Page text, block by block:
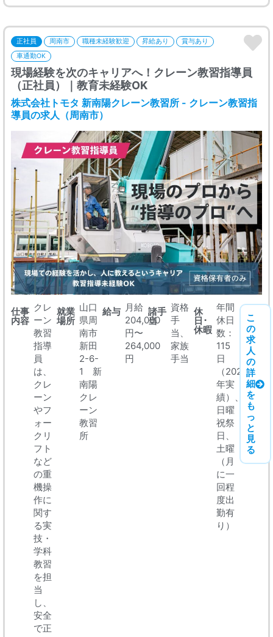
正社員 周南市 職種未経験歓迎 昇給あり
賞与あり
車通勤OK
現場経験を次のキャリアへ！クレーン教習指導員
（正社員）｜教育未経験OK
株式会社トモタ 新南陽クレーン教習所 - クレーン教習指
導員の求人（周南市）
仕事
内容
クレ
ーン
教習
指導
員
は、
クレ
ーン
やフ
ォー
クリ
フト
など
の重
機操
作に
関す
る実
技・
学科
教習
を担
当
し、
安全
で正
就業
場所
山口
県周
南市
新田
2-6-
1 新
南陽
クレ
ーン
教習
所
給与 月給
204,000
円〜
264,000
円
諸手
当
資格
手
当、
家族
手当
休
日･
休暇
年間
休日
数：
115
日
（2024
年実
績）、
日曜
祝祭
日、
土曜
（月
に一
回程
度出
勤有
り）
こ
の
求
人
の
詳
細
を
も
っ
と
見
る